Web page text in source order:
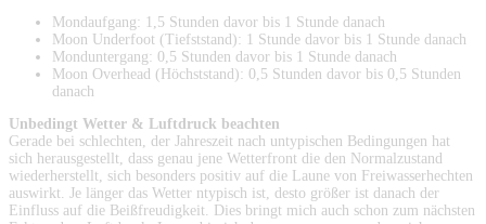
Mondaufgang: 1,5 Stunden davor bis 1 Stunde danach
Moon Underfoot (Tiefststand): 1 Stunde davor bis 1 Stunde danach
Monduntergang: 0,5 Stunden davor bis 1 Stunde danach
Moon Overhead (Höchststand): 0,5 Stunden davor bis 0,5 Stunden
danach
Unbedingt Wetter & Luftdruck beachten
Gerade bei schlechten, der Jahreszeit nach untypischen Bedingungen hat
sich herausgestellt, dass genau jene Wetterfront die den Normalzustand
wiederherstellt, sich besonders positiv auf die Laune von Freiwasserhechten
auswirkt. Je länger das Wetter ntypisch ist, desto größer ist danach der
Einfluss auf die Beißfreudigkeit. Dies bringt mich auch schon zum nächsten